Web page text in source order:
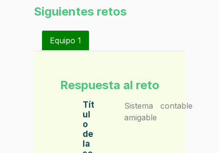
Siguientes retos
Equipo 1
Respuesta al reto
Tít
ul
o
de
la
Sistema contable
amigable